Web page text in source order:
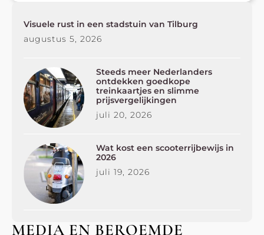
Visuele rust in een stadstuin van Tilburg
augustus 5, 2026
Steeds meer Nederlanders
ontdekken goedkope
treinkaartjes en slimme
prijsvergelijkingen
juli 20, 2026
Wat kost een scooterrijbewijs in
2026
juli 19, 2026
MEDIA EN BEROEMDE